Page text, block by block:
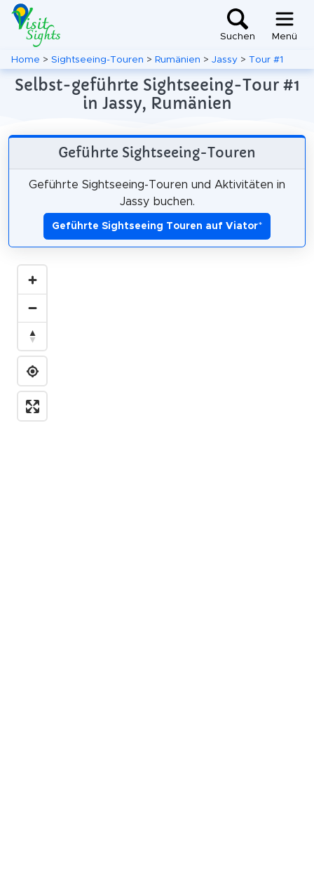
Suchen Menü
Home > Sightseeing-Touren > Rumänien > Jassy > Tour #1
Selbst-geführte Sightseeing-Tour #1
in Jassy, Rumänien
Geführte Sightseeing-Touren
Geführte Sightseeing-Touren und Aktivitäten in
Jassy buchen.
Geführte Sightseeing Touren auf Viator*